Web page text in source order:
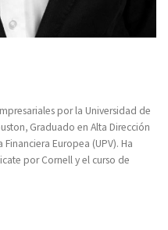
por la Universidad de
Graduado en Alta Dirección
Europea (UPV). Ha
por Cornell y el curso de